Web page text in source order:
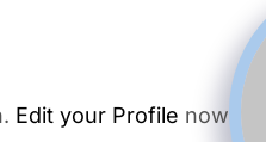
Edit your Profile now.